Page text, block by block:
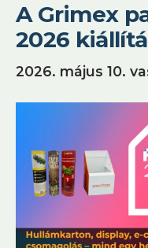
A Grimex
2026
2026. május 10.